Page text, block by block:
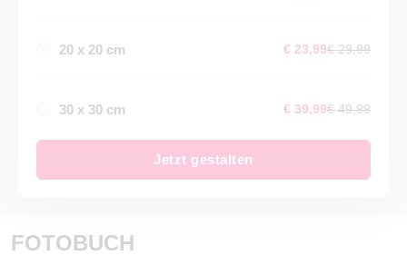
20 x 20 cm € 23,99€ 29,99
30 x 30 cm € 39,99€ 49,99
Jetzt gestalten
FOTOBUCH